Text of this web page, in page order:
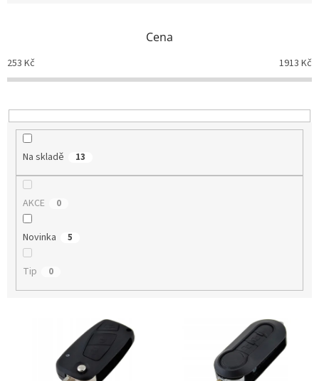
o
d
k
t
Cena
253 Kč 1913 Kč
Na skladě 13
AKCE 0
Novinka 5
Tip 0